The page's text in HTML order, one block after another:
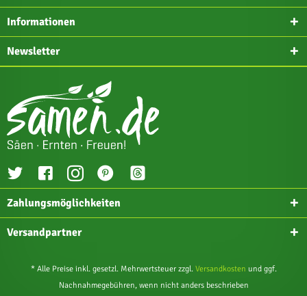
Informationen
Newsletter
Zahlungsmöglichkeiten
Versandpartner
* Alle Preise inkl. gesetzl. Mehrwertsteuer zzgl. Versandkosten und ggf.
Nachnahmegebühren, wenn nicht anders beschrieben